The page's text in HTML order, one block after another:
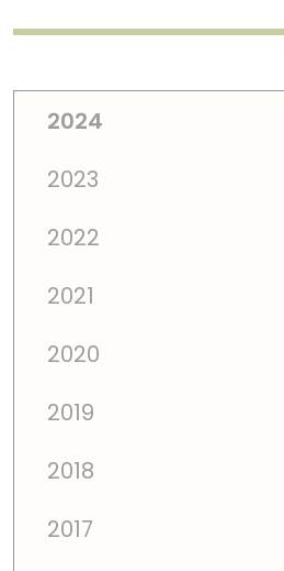
2024
2023
2022
2021
2020
2019
2018
2017